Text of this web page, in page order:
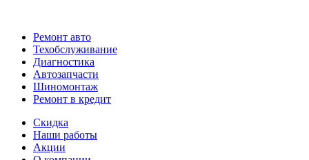
Ремонт авто
Техобслуживание
Диагностика
Автозапчасти
Шиномонтаж
Ремонт в кредит
Скидка
Наши работы
Акции